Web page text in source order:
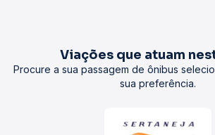
Viações que atuam
Procure a sua passagem de ônibus
sua preferência.